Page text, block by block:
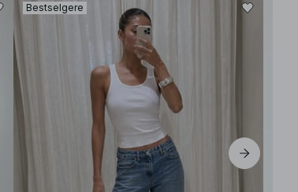
Bestselgere